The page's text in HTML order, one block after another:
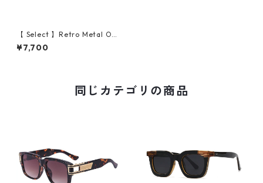
【 Select 】Retro Metal Ova
l Flame Sunglasses (Gold/G
rey）
¥7,700
同じカテゴリの商品